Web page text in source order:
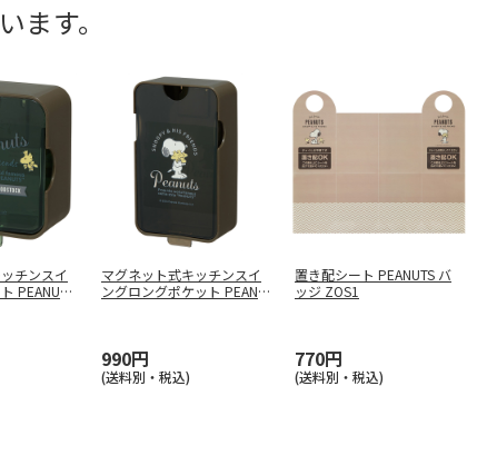
ます。
チンスイ
PEANUTS
マグネット式キッチンスイ
ングロングポケット PEANU
990円
(送料別・税込)
置き配シート PEANUTS バ
ッジ ZOS1
770円
(送料別・税込)